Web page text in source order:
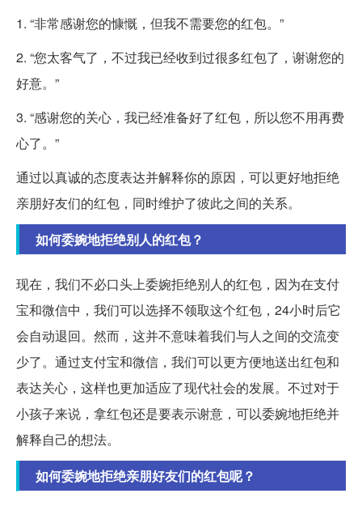
1. “非常感谢您的慷慨，但我不需要您的红包。”
2. “您太客气了，不过我已经收到过很多红包了，谢谢您的
好意。”
3. “感谢您的关心，我已经准备好了红包，所以您不用再费
心了。”
通过以真诚的态度表达并解释你的原因，可以更好地拒绝
亲朋好友们的红包，同时维护了彼此之间的关系。
如何委婉地拒绝别人的红包？
现在，我们不必口头上委婉拒绝别人的红包，因为在支付
宝和微信中，我们可以选择不领取这个红包，24小时后它
会自动退回。然而，这并不意味着我们与人之间的交流变
少了。通过支付宝和微信，我们可以更方便地送出红包和
表达关心，这样也更加适应了现代社会的发展。不过对于
小孩子来说，拿红包还是要表示谢意，可以委婉地拒绝并
解释自己的想法。
如何委婉地拒绝亲朋好友们的红包呢？